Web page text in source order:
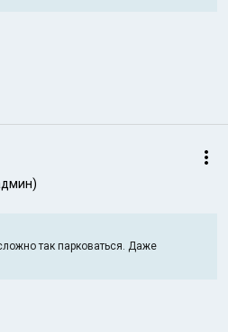
так парковаться. Даже